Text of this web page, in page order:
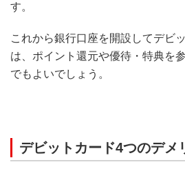
す。
これから銀行口座を開設してデビ
は、ポイント還元や優待・特典を
でもよいでしょう。
デビットカード4つのデメ